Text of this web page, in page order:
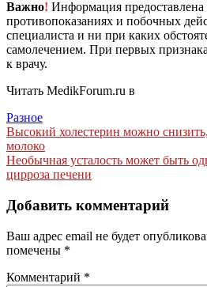
Важно! Информация
противопоказаниях и побочных
специалиста и ни при каких
самолечением. При первых
к врачу.
Читать MedikForum.ru в
Разное
Навигация
по
записям
Высокий холестерин можно
молоко
Необычная усталость может быть
цирроза печени
Добавить комментарий
Ваш адрес email не будет
помечены *
Комментарий *